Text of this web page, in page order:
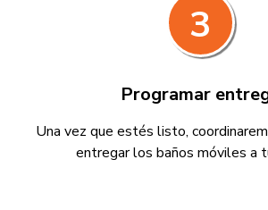
3
Programar
Una vez que estés listo,
entregar los baños móviles a